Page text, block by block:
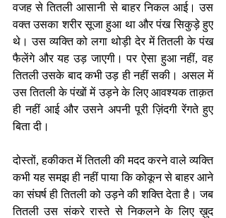
वजह से तितली आसानी से बाहर निकल आई। उस
वक्त उसका शरीर सूजा हुआ था और पंख सिकुड़े हुए
थे। उस व्यक्ति को लगा थोड़ी देर में तितली के पंख
फैलेंगे और यह उड़ जाएगी। पर ऐसा हुआ नहीं, वह
तितली उसके बाद कभी उड़ ही नहीं सकी। असल में
उस तितली के पंखों में उड़ने के लिए आवश्यक ताक़त
ही नहीं आई और उसने अपनी पूरी ज़िंदगी रेंगते हुए
बिता दी।
दोस्तों, हकीकत में तितली की मदद करने वाले व्यक्ति
कभी यह समझ ही नहीं पाया कि कोकून से बाहर आने
का संघर्ष ही तितली को उड़ने की शक्ति देता है। जब
तितली उस संकरे रास्ते से निकलने के लिए ख़ुद